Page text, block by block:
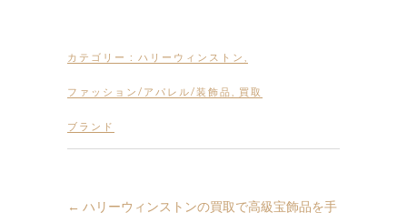
カテゴリー : ハリーウィンストン
ファッション/アパレル/装飾品 買取
ブランド
← ハリーウィンストンの買取で高級宝飾品を手